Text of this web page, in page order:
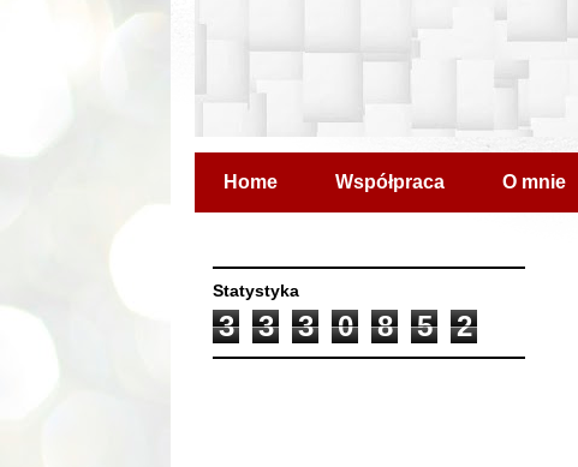
Home Współpraca O mnie
Statystyka
3 3 3 0 8 5 2